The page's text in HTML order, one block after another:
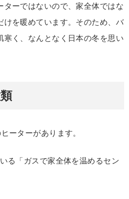
ターではないので、家全体ではな
けを暖めています。そのため、バ
寒く、なんとなく日本の冬を思い
ーターがあります。
る「ガスで家全体を温めるセン